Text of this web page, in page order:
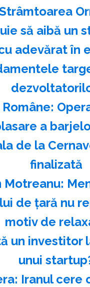
să aibă un
adevărat în
a
de la
finalizată
Motreanu:
de ţară nu
motiv de
un investitor
unui
Iranul cere